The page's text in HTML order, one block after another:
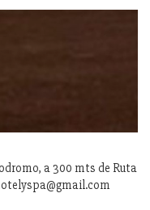
a 300 mts de Ruta